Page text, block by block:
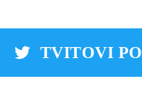
TVITOVI